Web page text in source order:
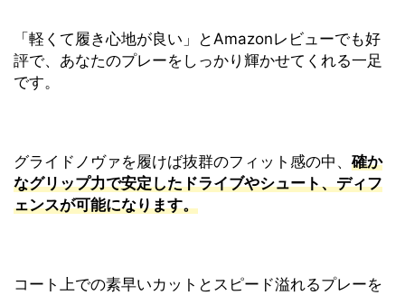
「軽くて履き心地が良い」とAmazonレビューでも好
評で、あなたのプレーをしっかり輝かせてくれる一足
です。
グライドノヴァを履けば抜群のフィット感の中、 確か
なグリップ力で安定したドライブやシュート、ディフ
ェンスが可能になります。
コート上での素早いカットとスピード溢れるプレーを